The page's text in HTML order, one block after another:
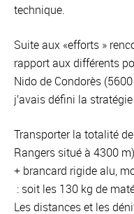
technique.
Suite aux «efforts »
rapport aux différents
Nido de Condorès
j’avais défini la
Transporter la totalité
Rangers situé à 4300
+ brancard rigide alu,
: soit les 130 kg de
Les distances et les